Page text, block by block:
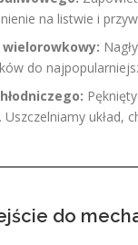
na listwie i
do
Uszczelniamy
do